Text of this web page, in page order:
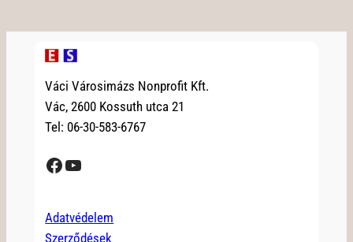
Váci Városimázs Nonprofit Kft.
Vác, 2600 Kossuth utca 21
Tel: 06-30-583-6767
Facebook YouTube
Adatvédelem
Szerződések